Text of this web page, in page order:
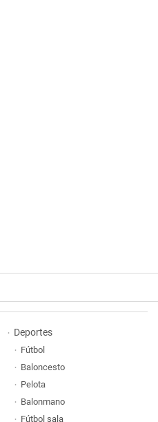
Deportes
Fútbol
Baloncesto
Pelota
Balonmano
Fútbol sala